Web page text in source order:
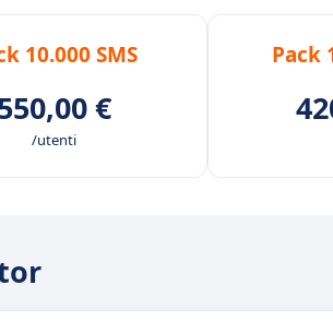
10.000 SMS
€
/utenti
Pack